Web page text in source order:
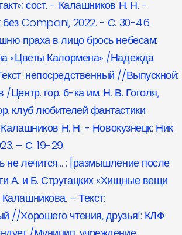
сост. - Калашников Н. Н. -
без Compani, 2022. - С. 30-46.
праха в лицо брось небесам:
«Цветы Калормена» /Надежда
непосредственный //Выпускной:
/Центр. гор. б-ка им. Н. В. Гоголя,
клуб любителей фантастики
Калашников Н. Н. - Новокузнецк: Ник
– С. 19-29.
не лечится… : [размышление после
А. и Б. Стругацких «Хищные вещи
– Текст:
//Хорошего чтения, друзья!: КЛФ